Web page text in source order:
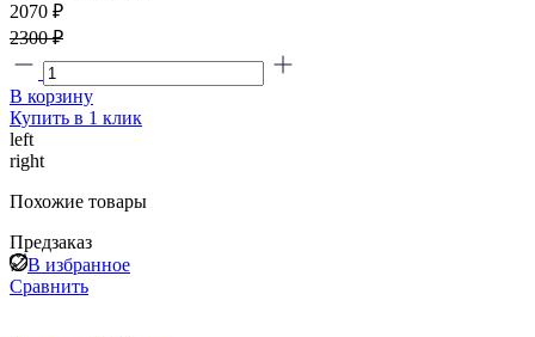
2070 ₽
2300 ₽
В корзину
Купить в 1 клик
left
right
Похожие товары
Предзаказ
В избранное
Сравнить